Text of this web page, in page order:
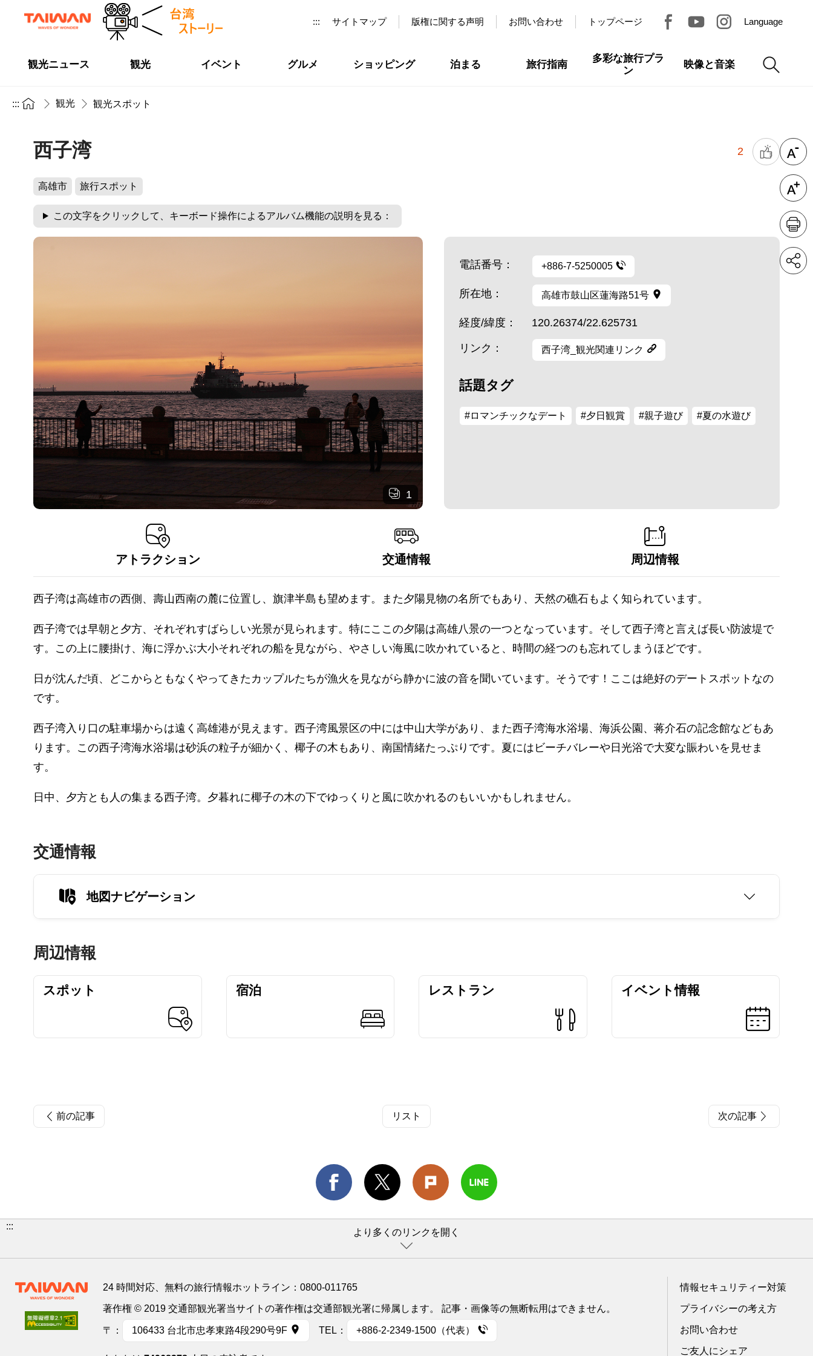
::: サイトマップ 版権に関する声明 お問い合わせ トップページ Language
観光ニュース 観光 イベント グルメ ショッピング 泊まる 旅行指南
多彩な旅行プラ
ン
映像と音楽
::: 観光 観光スポット
西子湾 2
高雄市 旅行スポット
この文字をクリックして、キーボード操作によるアルバム機能の説明を見る：
1
電話番号： +886-7-5250005
所在地： 高雄市鼓山区蓮海路51号
経度/緯度： 120.26374/22.625731
リンク： 西子湾_観光関連リンク
話題タグ
#ロマンチックなデート #夕日観賞 #親子遊び #夏の水遊び
アトラクション 交通情報 周辺情報
西子湾は高雄市の西側、壽山西南の麓に位置し、旗津半島も望めます。また夕陽見物の名所でもあり、天然の礁石もよく知られています。
西子湾では早朝と夕方、それぞれすばらしい光景が見られます。特にここの夕陽は高雄八景の一つとなっています。そして西子湾と言えば長い防波堤で
す。この上に腰掛け、海に浮かぶ大小それぞれの船を見ながら、やさしい海風に吹かれていると、時間の経つのも忘れてしまうほどです。
日が沈んだ頃、どこからともなくやってきたカップルたちが漁火を見ながら静かに波の音を聞いています。そうです！ここは絶好のデートスポットなの
です。
西子湾入り口の駐車場からは遠く高雄港が見えます。西子湾風景区の中には中山大学があり、また西子湾海水浴場、海浜公園、蒋介石の記念館などもあ
ります。この西子湾海水浴場は砂浜の粒子が細かく、椰子の木もあり、南国情緒たっぷりです。夏にはビーチバレーや日光浴で大変な賑わいを見せま
す。
日中、夕方とも人の集まる西子湾。夕暮れに椰子の木の下でゆっくりと風に吹かれるのもいいかもしれません。
交通情報
地図ナビゲーション
周辺情報
スポット 宿泊 レストラン イベント情報
前の記事 リスト 次の記事
:::
より多くのリンクを開く
24 時間対応、無料の旅行情報ホットライン： 0800-011765
著作権 © 2019 交通部観光署当サイトの著作権は交通部観光署に帰属します。 記事・画像等の無断転用はできません。
〒： 106433 台北市忠孝東路4段290号9F TEL： +886-2-2349-1500（代表）
情報セキュリティー対策
プライバシーの考え方
お問い合わせ
ご友人にシェア